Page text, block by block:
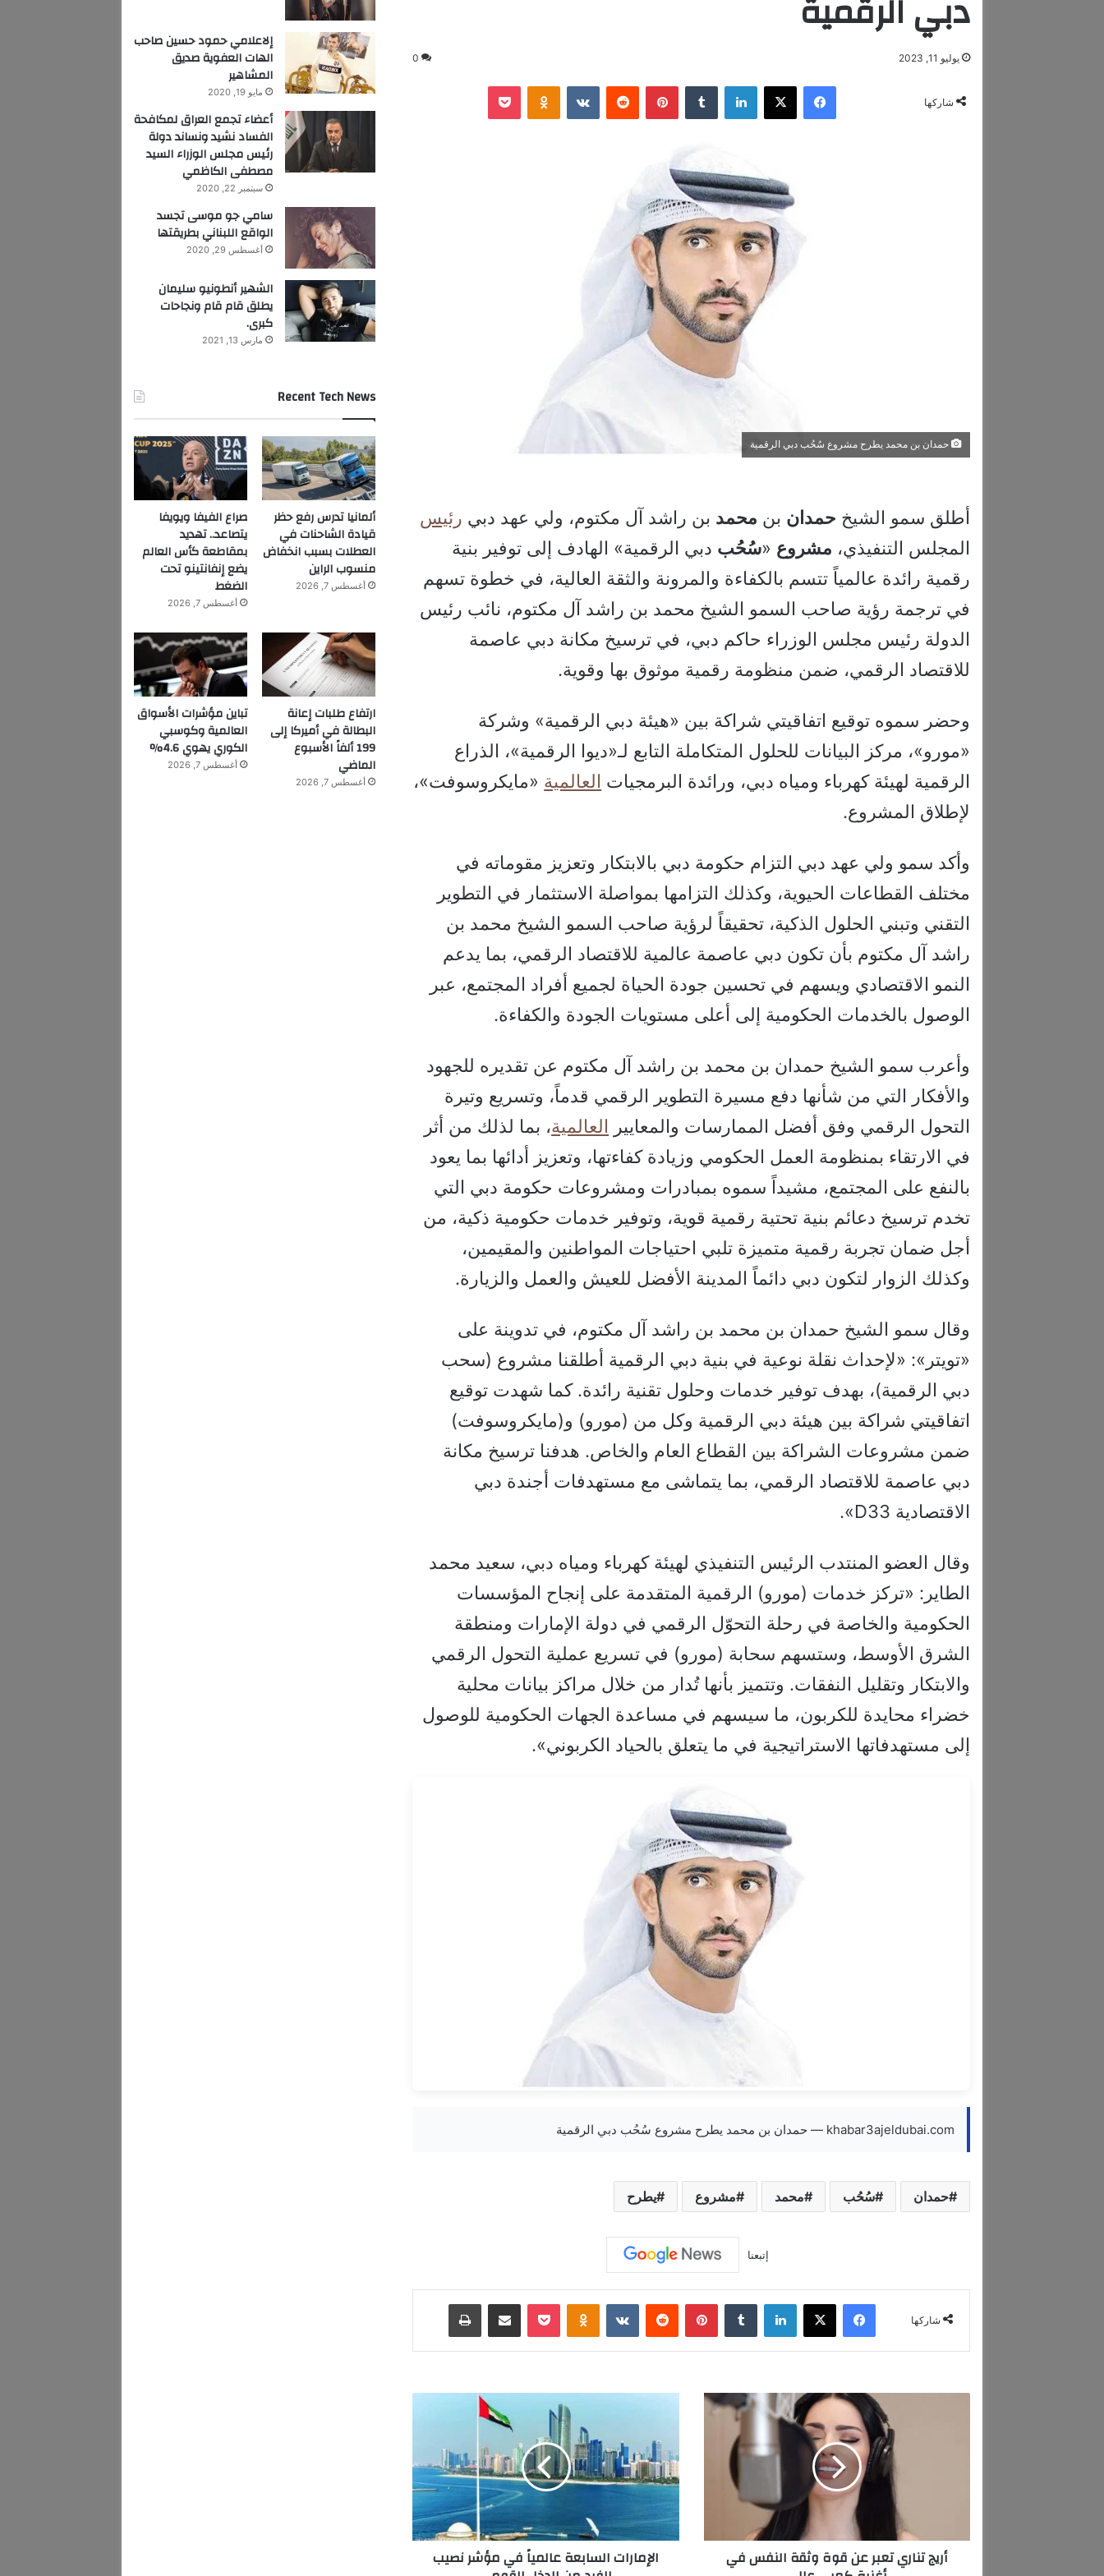
دبي الرقمية
يوليو 11, 2023 0
شاركها
فيسبوك ‫X لينكدإن ‏Tumblr بينتيريست ‏Reddit
‏VKontakte
Odnoklassniki
‫Pocket
حمدان بن محمد يطرح مشروع سُحُب دبي الرقمية
أطلق سمو الشيخ حمدان بن محمد بن راشد آل مكتوم، ولي عهد دبي رئيس
المجلس التنفيذي، مشروع «سُحُب دبي الرقمية» الهادف إلى توفير بنية
رقمية رائدة عالمياً تتسم بالكفاءة والمرونة والثقة العالية، في خطوة تسهم
في ترجمة رؤية صاحب السمو الشيخ محمد بن راشد آل مكتوم، نائب رئيس
الدولة رئيس مجلس الوزراء حاكم دبي، في ترسيخ مكانة دبي عاصمة
للاقتصاد الرقمي، ضمن منظومة رقمية موثوق بها وقوية.
وحضر سموه توقيع اتفاقيتي شراكة بين «هيئة دبي الرقمية» وشركة
«مورو»، مركز البيانات للحلول المتكاملة التابع لـ«ديوا الرقمية»، الذراع
الرقمية لهيئة كهرباء ومياه دبي، ورائدة البرمجيات العالمية «مايكروسوفت»،
لإطلاق المشروع.
وأكد سمو ولي عهد دبي التزام حكومة دبي بالابتكار وتعزيز مقوماته في
مختلف القطاعات الحيوية، وكذلك التزامها بمواصلة الاستثمار في التطوير
التقني وتبني الحلول الذكية، تحقيقاً لرؤية صاحب السمو الشيخ محمد بن
راشد آل مكتوم بأن تكون دبي عاصمة عالمية للاقتصاد الرقمي، بما يدعم
النمو الاقتصادي ويسهم في تحسين جودة الحياة لجميع أفراد المجتمع، عبر
الوصول بالخدمات الحكومية إلى أعلى مستويات الجودة والكفاءة.
وأعرب سمو الشيخ حمدان بن محمد بن راشد آل مكتوم عن تقديره للجهود
والأفكار التي من شأنها دفع مسيرة التطوير الرقمي قدماً، وتسريع وتيرة
التحول الرقمي وفق أفضل الممارسات والمعايير العالمية، بما لذلك من أثر
في الارتقاء بمنظومة العمل الحكومي وزيادة كفاءتها، وتعزيز أدائها بما يعود
بالنفع على المجتمع، مشيداً سموه بمبادرات ومشروعات حكومة دبي التي
تخدم ترسيخ دعائم بنية تحتية رقمية قوية، وتوفير خدمات حكومية ذكية، من
أجل ضمان تجربة رقمية متميزة تلبي احتياجات المواطنين والمقيمين،
وكذلك الزوار لتكون دبي دائماً المدينة الأفضل للعيش والعمل والزيارة.
وقال سمو الشيخ حمدان بن محمد بن راشد آل مكتوم، في تدوينة على
«تويتر»: «لإحداث نقلة نوعية في بنية دبي الرقمية أطلقنا مشروع (سحب
دبي الرقمية)، بهدف توفير خدمات وحلول تقنية رائدة. كما شهدت توقيع
اتفاقيتي شراكة بين هيئة دبي الرقمية وكل من (مورو) و(مايكروسوفت)
ضمن مشروعات الشراكة بين القطاع العام والخاص. هدفنا ترسيخ مكانة
دبي عاصمة للاقتصاد الرقمي، بما يتماشى مع مستهدفات أجندة دبي
الاقتصادية D33».
وقال العضو المنتدب الرئيس التنفيذي لهيئة كهرباء ومياه دبي، سعيد محمد
الطاير: «تركز خدمات (مورو) الرقمية المتقدمة على إنجاح المؤسسات
الحكومية والخاصة في رحلة التحوّل الرقمي في دولة الإمارات ومنطقة
الشرق الأوسط، وستسهم سحابة (مورو) في تسريع عملية التحول الرقمي
والابتكار وتقليل النفقات. وتتميز بأنها تُدار من خلال مراكز بيانات محلية
خضراء محايدة للكربون، ما سيسهم في مساعدة الجهات الحكومية للوصول
إلى مستهدفاتها الاستراتيجية في ما يتعلق بالحياد الكربوني».
khabar3ajeldubai.com — حمدان بن محمد يطرح مشروع سُحُب دبي الرقمية
حمدان سُحُب محمد مشروع يطرح
إتبعنا
شاركها
فيسبوك ‫X لينكدإن ‏Tumblr بينتيريست ‏Reddit
‏VKontakte
Odnoklassniki
‫Pocket مشاركة عبر البريد طباعة
ي
أريج تناري تعبر عن قوة وثقة النفس في
م
ا
ر
ت
ا
الإمارات السابعة عالمياً في مؤشر نصيب
إلاعلامي حمود حسين صاحب
الهات العفوية صديق
المشاهير
مايو 19, 2020
أعضاء تجمع العراق لمكافحة
الفساد نشيد ونساند دولة
رئيس مجلس الوزراء السيد
مصطفى الكاظمي
سبتمبر 22, 2020
سامي جو موسى تجسد
الواقع اللبناني بطريقتها
أغسطس 29, 2020
الشهير أنطونيو سليمان
يطلق قام قام ونجاحات
كبرى.
مارس 13, 2021
Recent Tech News
ألمانيا تدرس رفع حظر
قيادة الشاحنات في
العطلات بسبب انخفاض
منسوب الراين
أغسطس 7, 2026
صراع الفيفا ويويفا
يتصاعد.. تهديد
بمقاطعة كأس العالم
يضع إنفانتينو تحت
الضغط
أغسطس 7, 2026
ارتفاع طلبات إعانة
البطالة في أميركا إلى
199 ألفاً الأسبوع
الماضي
أغسطس 7, 2026
تباين مؤشرات الأسواق
العالمية وكوسبي
الكوري يهوي 4.6%
أغسطس 7, 2026